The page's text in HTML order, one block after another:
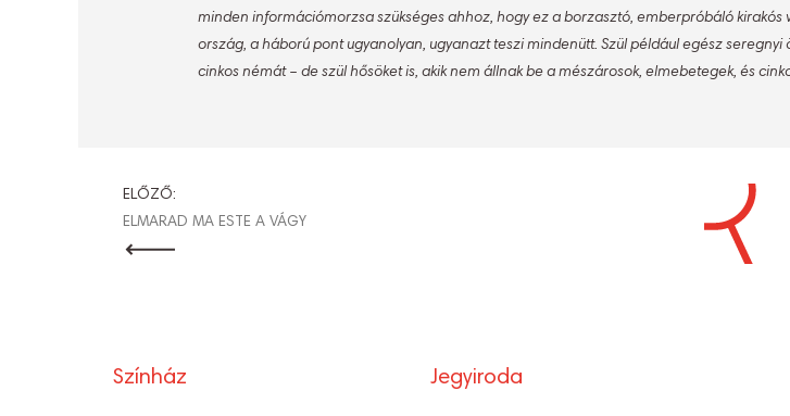
minden információmorzsa szükséges ahhoz, hogy ez a borzasztó, emberpróbáló
ország, a háború pont ugyanolyan, ugyanazt teszi mindenütt. Szül például egész
cinkos némát – de szül hősöket is, akik nem állnak be a mészárosok, elmebetegek, és
BEJEGYZÉS
ELŐZŐ:
ELMARAD MA ESTE A VÁGY
Színház Jegyiroda